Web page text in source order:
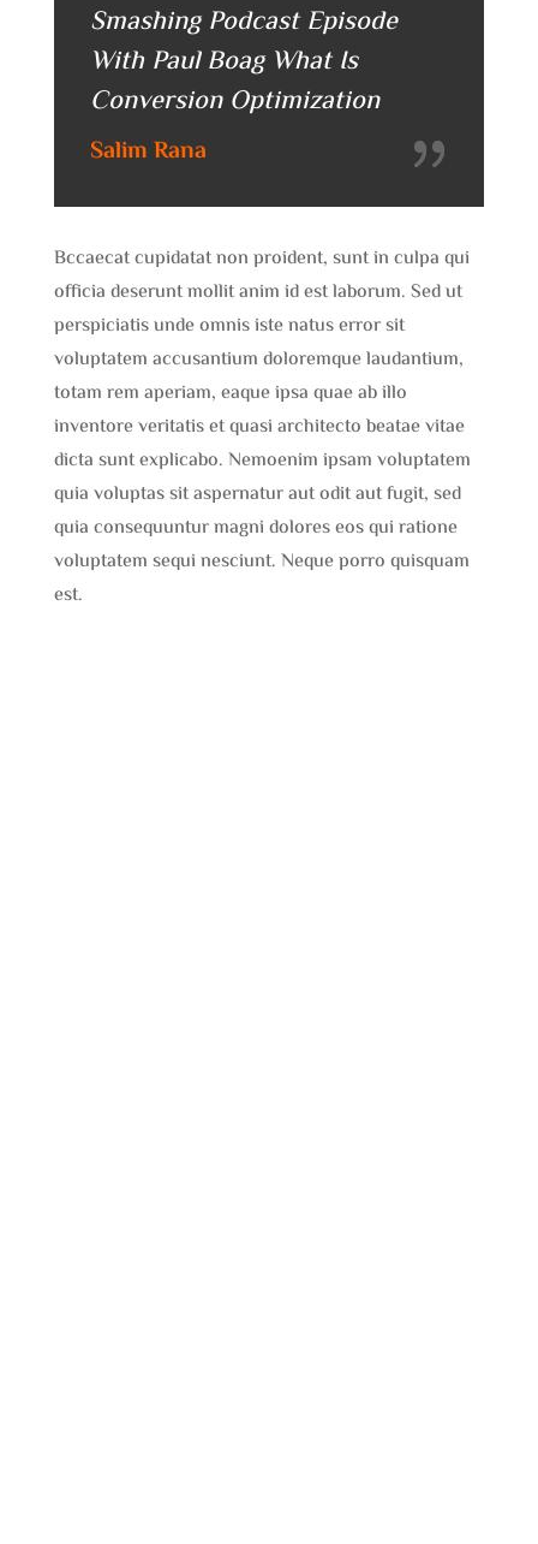
Smashing Podcast Episode
With Paul Boag What Is
Conversion Optimization
Salim Rana
Bccaecat cupidatat non proident, sunt in culpa qui
officia deserunt mollit anim id est laborum. Sed ut
perspiciatis unde omnis iste natus error sit
voluptatem accusantium doloremque laudantium,
totam rem aperiam, eaque ipsa quae ab illo
inventore veritatis et quasi architecto beatae vitae
dicta sunt explicabo. Nemoenim ipsam voluptatem
quia voluptas sit aspernatur aut odit aut fugit, sed
quia consequuntur magni dolores eos qui ratione
voluptatem sequi nesciunt. Neque porro quisquam
est.